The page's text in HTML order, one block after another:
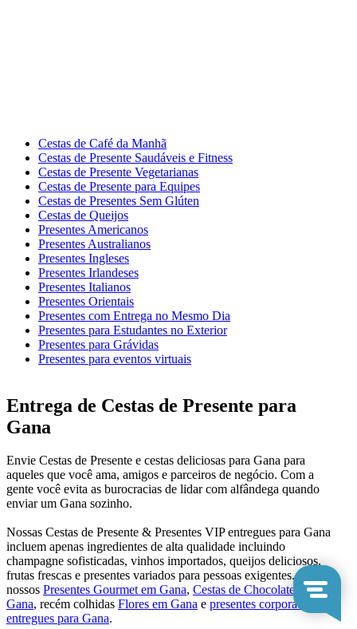
Cestas de Café da Manhã
Cestas de Presente Saudáveis e Fitness
Cestas de Presente Vegetarianas
Cestas de Presente para Equipes
Cestas de Presentes Sem Glúten
Cestas de Queijos
Presentes Americanos
Presentes Australianos
Presentes Ingleses
Presentes Irlandeses
Presentes Italianos
Presentes Orientais
Presentes com Entrega no Mesmo Dia
Presentes para Estudantes no Exterior
Presentes para Grávidas
Presentes para eventos virtuais
Entrega de Cestas de Presente para
Gana
Envie Cestas de Presente e cestas deliciosas para Gana para
aqueles que você ama, amigos e parceiros de negócio. Com a
gente você evita as burocracias de lidar com alfândega quando
enviar um Gana sozinho.
Nossas Cestas de Presente & Presentes VIP entregues para Gana
incluem apenas ingredientes de alta qualidade incluindo
champagne sofisticadas, vinhos importados, queijos deliciosos,
frutas frescas e presentes variados para pessoas exigentes. Veja
nossos Presentes Gourmet em Gana, Cestas de Chocolate para
Gana, recém colhidas Flores em Gana e presentes corporativos
entregues para Gana.